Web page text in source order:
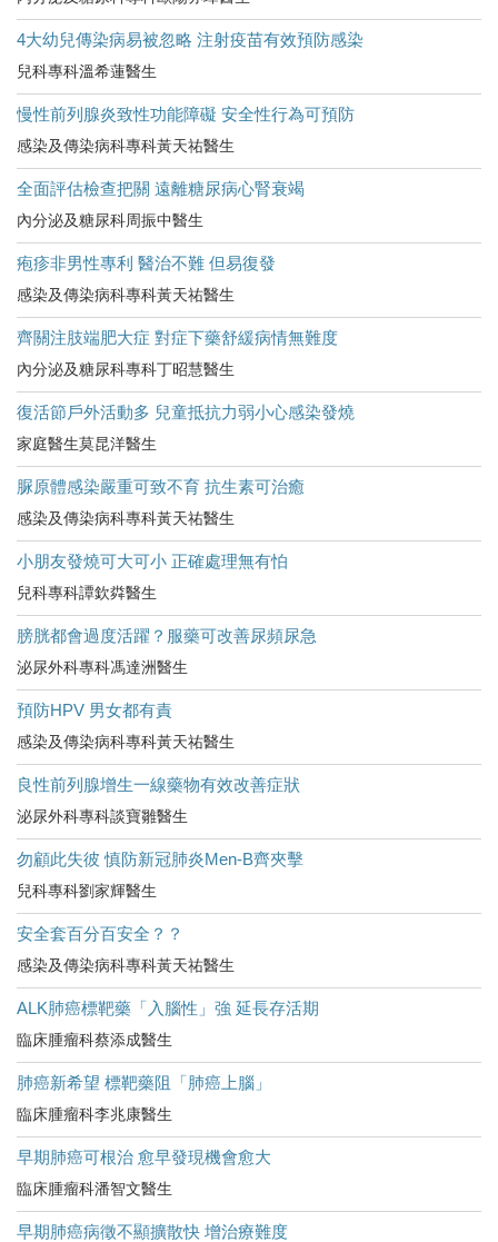
4大幼兒傳染病易被忽略 注射疫苗有效預防感染
兒科專科溫希蓮醫生
慢性前列腺炎致性功能障礙 安全性行為可預防
感染及傳染病科專科黃天祐醫生
全面評估檢查把關 遠離糖尿病心腎衰竭
內分泌及糖尿科周振中醫生
疱疹非男性專利 醫治不難 但易復發
感染及傳染病科專科黃天祐醫生
齊關注肢端肥大症 對症下藥舒緩病情無難度
內分泌及糖尿科專科丁昭慧醫生
復活節戶外活動多 兒童抵抗力弱小心感染發燒
家庭醫生莫昆洋醫生
脲原體感染嚴重可致不育 抗生素可治癒
感染及傳染病科專科黃天祐醫生
小朋友發燒可大可小 正確處理無有怕
兒科專科譚欽粦醫生
膀胱都會過度活躍？服藥可改善尿頻尿急
泌尿外科專科馮達洲醫生
預防HPV 男女都有責
感染及傳染病科專科黃天祐醫生
良性前列腺增生一線藥物有效改善症狀
泌尿外科專科談寶雛醫生
勿顧此失彼 慎防新冠肺炎Men-B齊夾擊
兒科專科劉家輝醫生
安全套百分百安全？？
感染及傳染病科專科黃天祐醫生
ALK肺癌標靶藥「入腦性」強 延長存活期
臨床腫瘤科蔡添成醫生
肺癌新希望 標靶藥阻「肺癌上腦」
臨床腫瘤科李兆康醫生
早期肺癌可根治 愈早發現機會愈大
臨床腫瘤科潘智文醫生
早期肺癌病徵不顯擴散快 增治療難度